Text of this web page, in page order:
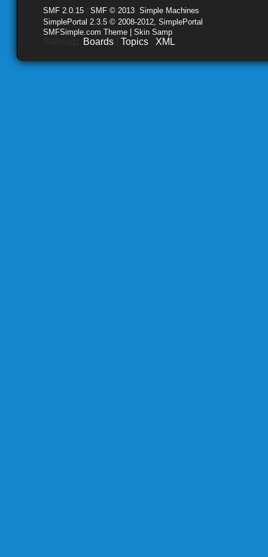
SMF 2.0.15 SMF © 2013 Simple Machines
SimplePortal 2.3.5 © 2008-2012, SimplePortal
SMFSimple.com Theme | Skin Samp
Boards Topics XML